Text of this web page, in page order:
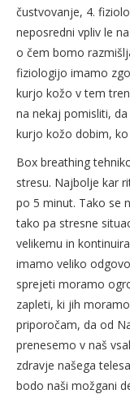
čustvovanje, 4.
neposredni vpliv le
o čem bomo
fiziologijo imamo
kurjo kožo v tem
na nekaj pomisliti,
kurjo kožo dobim,
Box breathing
stresu. Najbolje kar
po 5 minut. Tako se
tako pa stresne
velikemu in
imamo veliko
sprejeti moramo
zapleti, ki jih
priporočam, da od
prenesemo v naš
zdravje našega
bodo naši možgani